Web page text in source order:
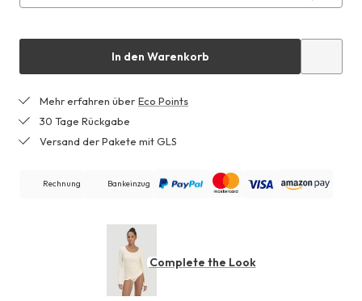
In den Warenkorb
Mehr erfahren über Eco Points
30 Tage Rückgabe
Versand der Pakete mit GLS
Rechnung Bankeinzug
Complete the Look